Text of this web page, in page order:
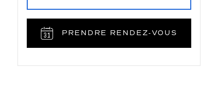
PRENDRE RENDEZ‑VOUS